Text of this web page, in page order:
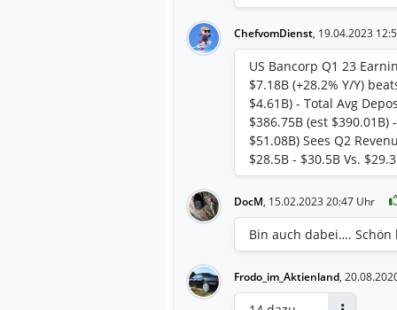
ChefvomDienst, 19.04.2023
US Bancorp Q1 23
$7.18B (+28.2% Y/Y)
$4.61B) - Total Avg
$386.75B (est $390.01B)
$51.08B) Sees Q2
$28.5B - $30.5B Vs.
DocM, 15.02.2023 20:47 Uhr
Bin auch dabei….
Frodo_im_Aktienland,